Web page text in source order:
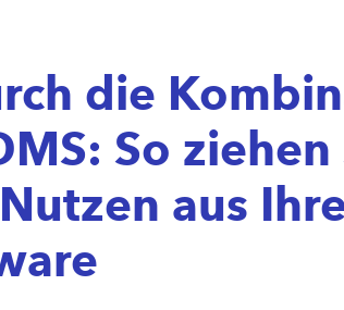
die
So ziehen
aus